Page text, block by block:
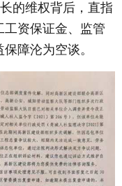
的维权背后，直指
资保证金、监管
障沦为空谈。